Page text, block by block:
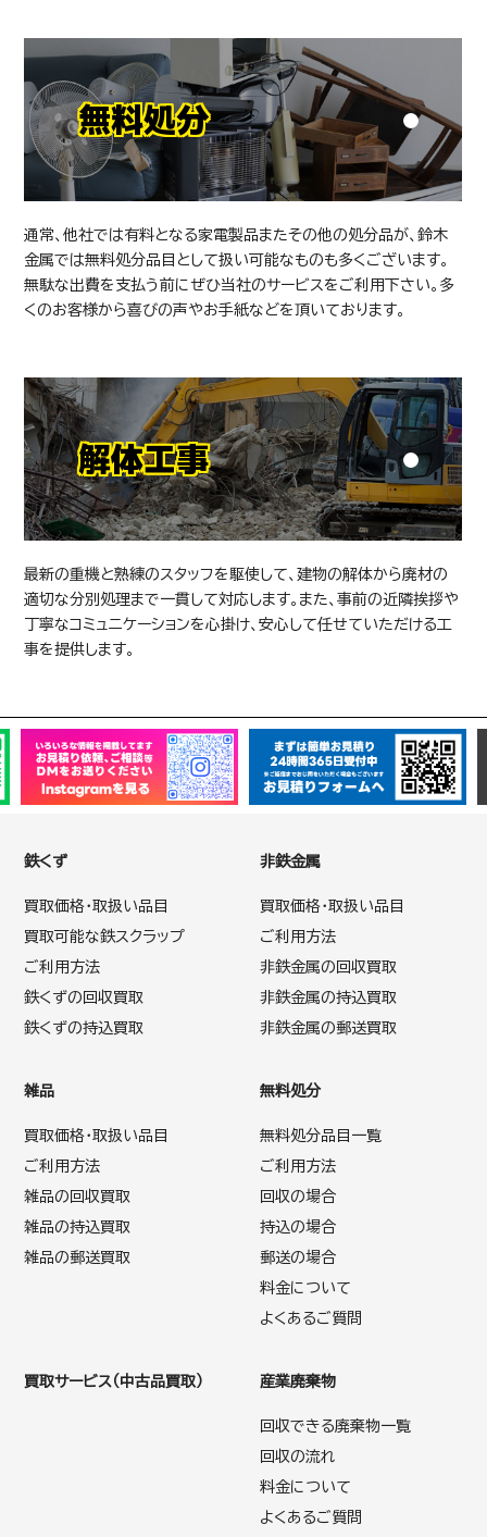
無料処分
通常、他社では有料となる家電製品またその他の処分品が、鈴木
金属では無料処分品目として扱い可能なものも多くございます。
無駄な出費を支払う前にぜひ当社のサービスをご利用下さい。多
くのお客様から喜びの声やお手紙などを頂いております。
解体工事
最新の重機と熟練のスタッフを駆使して、建物の解体から廃材の
適切な分別処理まで一貫して対応します。また、事前の近隣挨拶や
丁寧なコミュニケーションを心掛け、安心して任せていただける工
事を提供します。
鉄くず
買取価格・取扱い品目
買取可能な鉄スクラップ
ご利用方法
鉄くずの回収買取
鉄くずの持込買取
非鉄金属
買取価格・取扱い品目
ご利用方法
非鉄金属の回収買取
非鉄金属の持込買取
非鉄金属の郵送買取
雑品
買取価格・取扱い品目
ご利用方法
雑品の回収買取
雑品の持込買取
雑品の郵送買取
無料処分
無料処分品目一覧
ご利用方法
回収の場合
持込の場合
郵送の場合
料金について
よくあるご質問
買取サービス（中古品買取） 産業廃棄物
回収できる廃棄物一覧
回収の流れ
料金について
よくあるご質問